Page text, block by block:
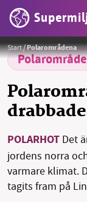
OM OSS
Sök
Start/Polarområdena
POLARHOT Det
jordens norra
varmare klimat.
tagits fram på